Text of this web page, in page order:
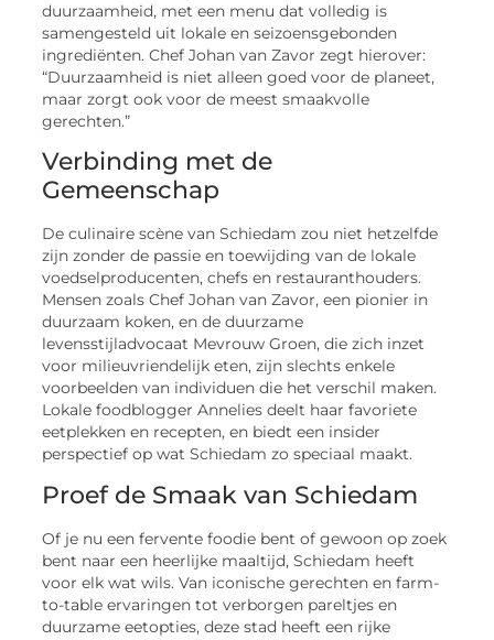
duurzaamheid, met een menu dat volledig is
samengesteld uit lokale en seizoensgebonden
ingrediënten. Chef Johan van Zavor zegt hierover:
“Duurzaamheid is niet alleen goed voor de planeet,
maar zorgt ook voor de meest smaakvolle
gerechten.”
Verbinding met de
Gemeenschap
De culinaire scène van Schiedam zou niet hetzelfde
zijn zonder de passie en toewijding van de lokale
voedselproducenten, chefs en restauranthouders.
Mensen zoals Chef Johan van Zavor, een pionier in
duurzaam koken, en de duurzame
levensstijladvocaat Mevrouw Groen, die zich inzet
voor milieuvriendelijk eten, zijn slechts enkele
voorbeelden van individuen die het verschil maken.
Lokale foodblogger Annelies deelt haar favoriete
eetplekken en recepten, en biedt een insider
perspectief op wat Schiedam zo speciaal maakt.
Proef de Smaak van Schiedam
Of je nu een fervente foodie bent of gewoon op zoek
bent naar een heerlijke maaltijd, Schiedam heeft
voor elk wat wils. Van iconische gerechten en farm-
to-table ervaringen tot verborgen pareltjes en
duurzame eetopties, deze stad heeft een rijke